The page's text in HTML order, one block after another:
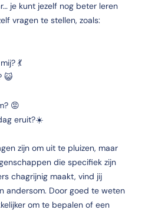
je kunt jezelf nog beter leren
vragen te stellen, zoals:
💃
😺
😡
eruit?☀️
zijn om uit te pluizen, maar
die specifiek zijn
chagrijnig maakt, vind jij
andersom. Door goed te weten
om te bepalen of een